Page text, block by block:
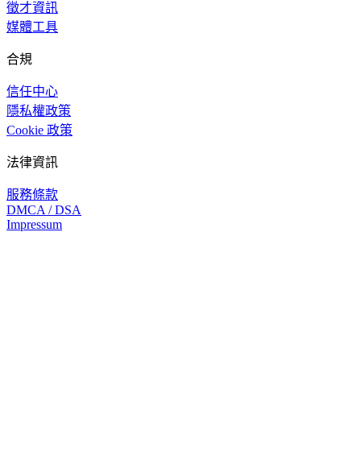
徵才資訊
媒體工具
合規
信任中心
隱私權政策
Cookie 政策
法律資訊
服務條款
DMCA / DSA
Impressum